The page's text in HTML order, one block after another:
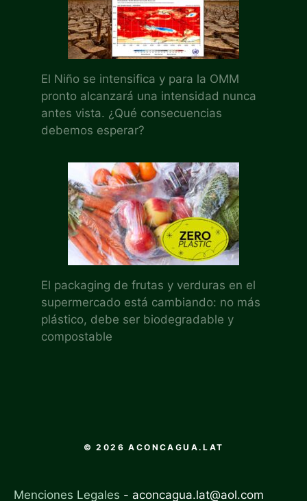
El Niño se intensifica y para la OMM
pronto alcanzará una intensidad nunca
antes vista. ¿Qué consecuencias
debemos esperar?
El packaging de frutas y verduras en el
supermercado está cambiando: no más
plástico, debe ser biodegradable y
compostable
© 2026 ACONCAGUA.LAT
Menciones Legales - aconcagua.lat@aol.com